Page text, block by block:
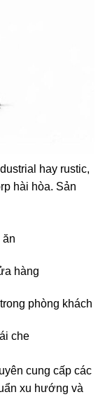
hay rustic,
hài hòa. Sản
ăn
hàng
phòng khách
che
cung cấp các
xu hướng và